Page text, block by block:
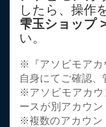
したら、操作
雫玉ショップ
い。
※『アソビモアカ
自身にてご確認
※アソビモアカウ
ースが別アカウ
※複数のアカウン